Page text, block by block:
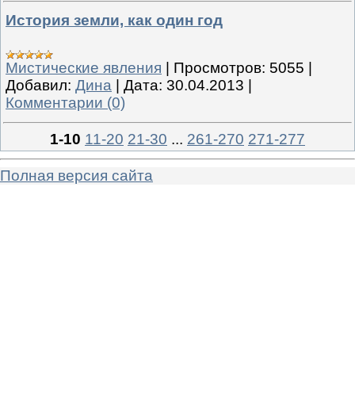
История земли, как один год
Мистические явления Просмотров: 5055
Добавил: Дина Дата: 30.04.2013
Комментарии (0)
1-10 11-20 21-30 ... 261-270 271-277
Полная версия сайта